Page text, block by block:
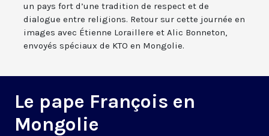
un pays fort d’une tradition de respect et de
dialogue entre religions. Retour sur cette journée en
images avec Étienne Loraillere et Alic Bonneton,
envoyés spéciaux de KTO en Mongolie.
Le pape François en
Mongolie